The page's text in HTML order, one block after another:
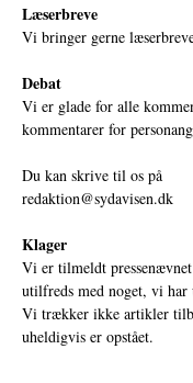
Læserbreve
Vi bringer gerne
Debat
Vi er glade for alle
kommentarer for
Du kan skrive til os på
redaktion@sydavisen.dk
Klager
Vi er tilmeldt
utilfreds med noget, vi
Vi trækker ikke artikler
uheldigvis er opstået.